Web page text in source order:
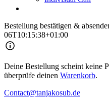
Bestellung bestätigen &
06T10:15:38+01:00
Deine Bestellung scheint keine
überprüfe deinen Warenkorb.
Contact@tanjakosub.de